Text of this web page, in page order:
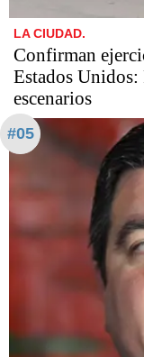
LA CIUDAD.
Confirman
Estados
escenarios
#05